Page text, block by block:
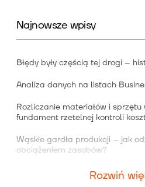
Najnowsze wpisy
Błędy były częścią tej drogi –
Analiza danych na listach
Rozliczanie materiałów i
fundament rzetelnej kontroli
Wąskie gardła produkcji – jak
obciążeniem zasobów?
Rozwiń